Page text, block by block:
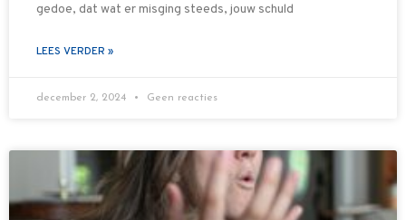
gedoe, dat wat er misging steeds, jouw schuld
LEES VERDER »
december 2, 2024 Geen reacties